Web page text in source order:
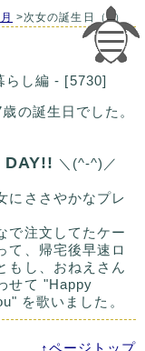
>次女の誕生日（1）
らし編 - [5730]
の誕生日でした。
DAY!! ＼(^-^)／
にささやかなプレ
で注文してたケー
て、帰宅後早速ロ
もし、おねえさん
せて "Happy
を歌いました。
↑ページトップ